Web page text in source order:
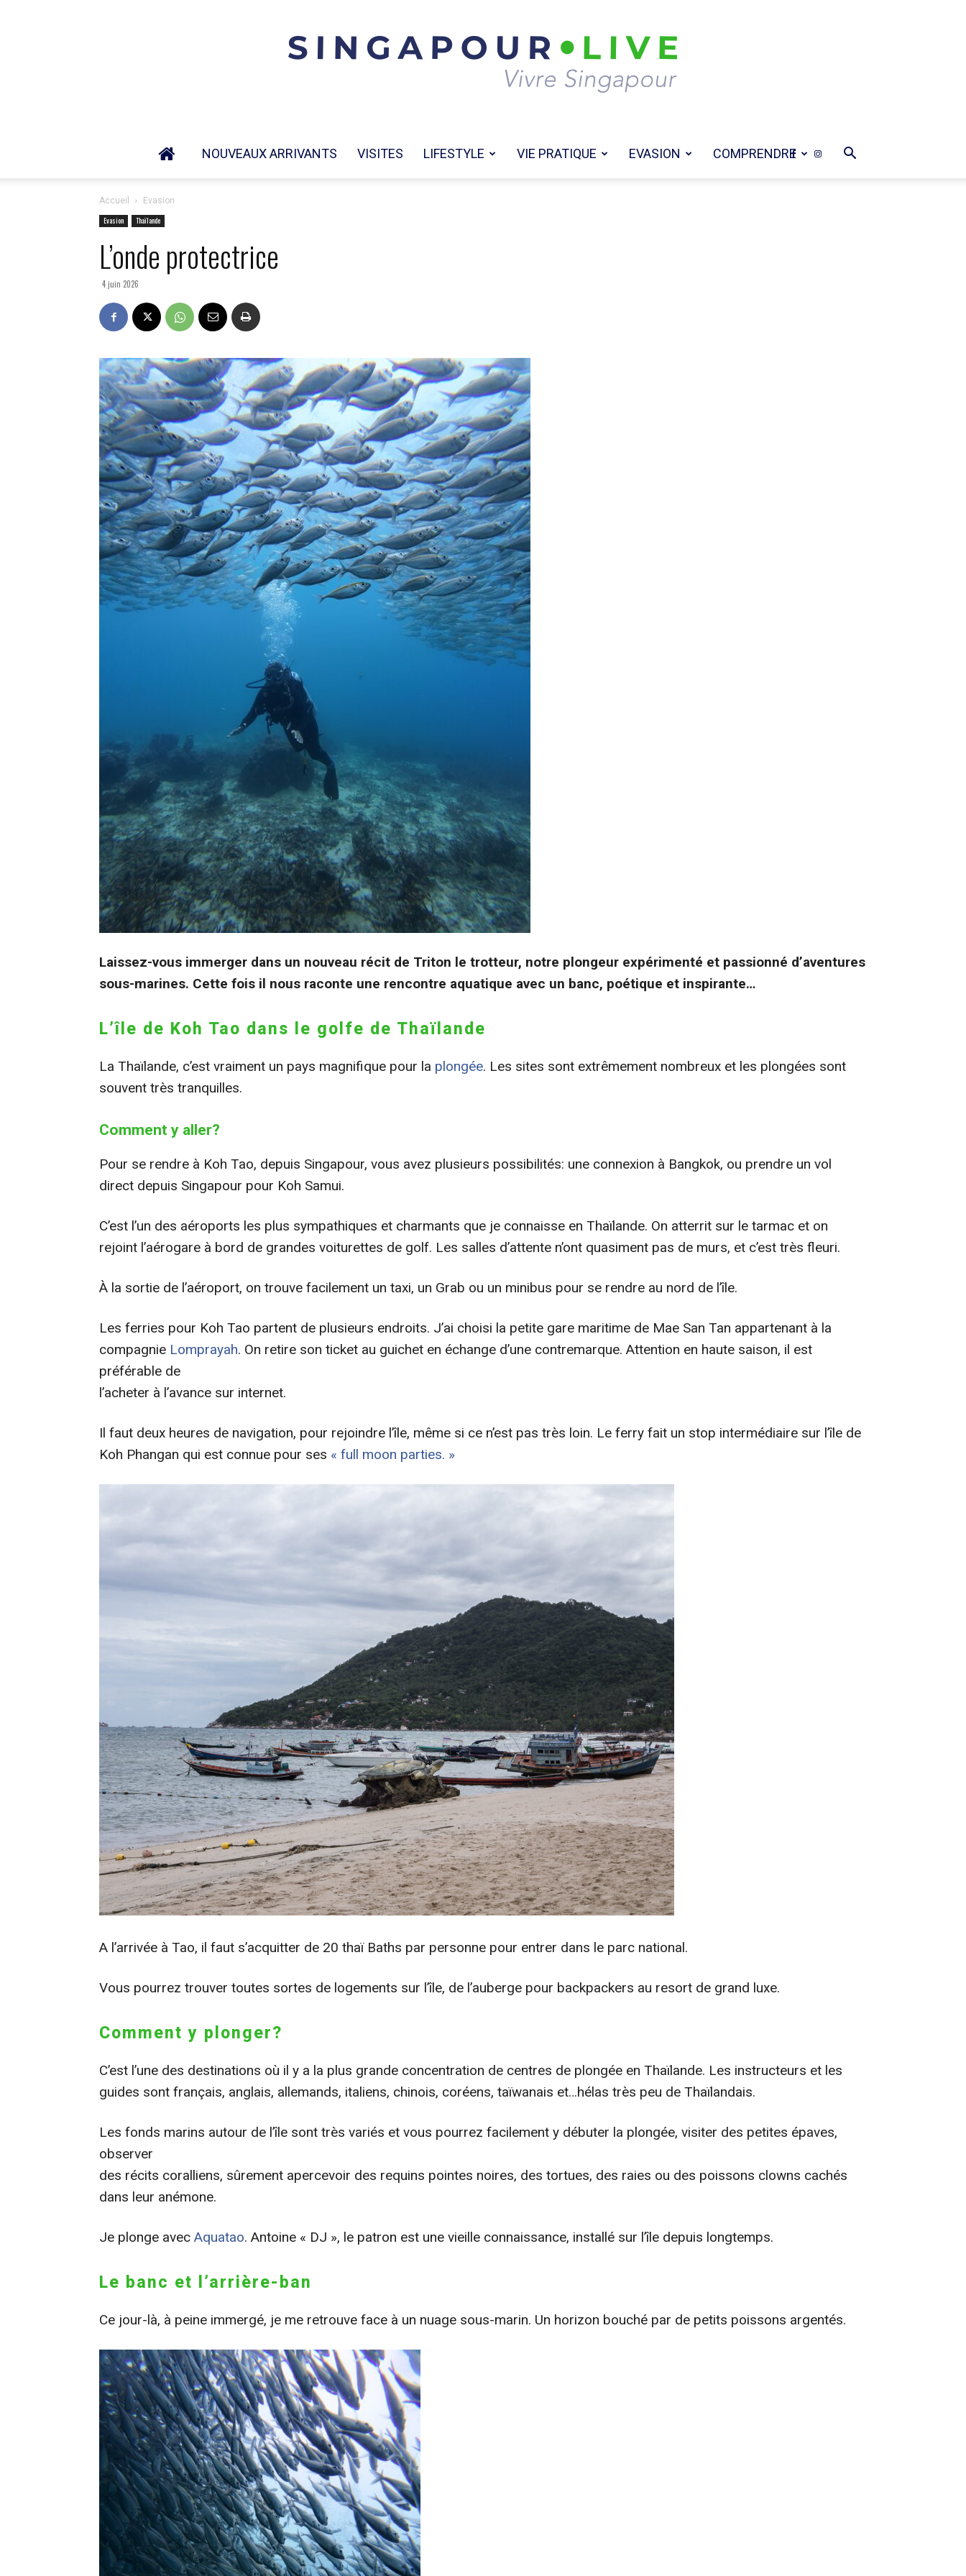
NOUVEAUX ARRIVANTS VISITES LIFESTYLE VIE PRATIQUE EVASION COMPRENDRE
Accueil Evasion
Evasion Thaïlande
L’onde protectrice
4 juin 2026
Laissez-vous immerger dans un nouveau récit de Triton le trotteur, notre plongeur expérimenté et passionné d’aventures
sous-marines. Cette fois il nous raconte une rencontre aquatique avec un banc, poétique et inspirante…
L’île de Koh Tao dans le golfe de Thaïlande
La Thaïlande, c’est vraiment un pays magnifique pour la plongée. Les sites sont extrêmement nombreux et les plongées sont
souvent très tranquilles.
Comment y aller?
Pour se rendre à Koh Tao, depuis Singapour, vous avez plusieurs possibilités: une connexion à Bangkok, ou prendre un vol
direct depuis Singapour pour Koh Samui.
C’est l’un des aéroports les plus sympathiques et charmants que je connaisse en Thaïlande. On atterrit sur le tarmac et on
rejoint l’aérogare à bord de grandes voiturettes de golf. Les salles d’attente n’ont quasiment pas de murs, et c’est très fleuri.
À la sortie de l’aéroport, on trouve facilement un taxi, un Grab ou un minibus pour se rendre au nord de l’île.
Les ferries pour Koh Tao partent de plusieurs endroits. J’ai choisi la petite gare maritime de Mae San Tan appartenant à la
compagnie Lomprayah. On retire son ticket au guichet en échange d’une contremarque. Attention en haute saison, il est
préférable de
l’acheter à l’avance sur internet.
Il faut deux heures de navigation, pour rejoindre l’île, même si ce n’est pas très loin. Le ferry fait un stop intermédiaire sur l’île de
Koh Phangan qui est connue pour ses « full moon parties. »
A l’arrivée à Tao, il faut s’acquitter de 20 thaï Baths par personne pour entrer dans le parc national.
Vous pourrez trouver toutes sortes de logements sur l’île, de l’auberge pour backpackers au resort de grand luxe.
Comment y plonger?
C’est l’une des destinations où il y a la plus grande concentration de centres de plongée en Thaïlande. Les instructeurs et les
guides sont français, anglais, allemands, italiens, chinois, coréens, taïwanais et…hélas très peu de Thaïlandais.
Les fonds marins autour de l’île sont très variés et vous pourrez facilement y débuter la plongée, visiter des petites épaves,
observer
des récits coralliens, sûrement apercevoir des requins pointes noires, des tortues, des raies ou des poissons clowns cachés
dans leur anémone.
Je plonge avec Aquatao. Antoine « DJ », le patron est une vieille connaissance, installé sur l’île depuis longtemps.
Le banc et l’arrière-ban
Ce jour-là, à peine immergé, je me retrouve face à un nuage sous-marin. Un horizon bouché par de petits poissons argentés.